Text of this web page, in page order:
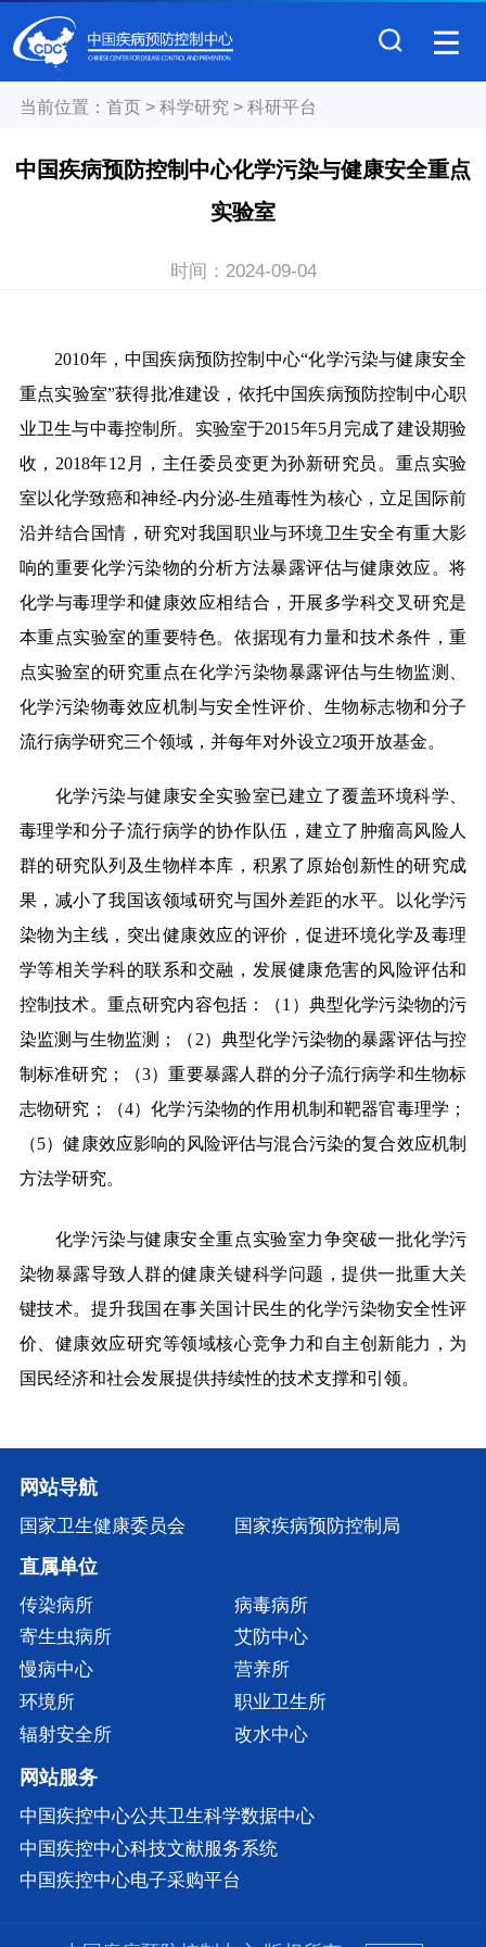
当前位置： 首页> 科学研究 > 科研平台
中国疾病预防控制中心化学污染与健康安全重点
实验室
时间： 2024-09-04
2010年，中国疾病预防控制中心“化学污染与健康安全
重点实验室”获得批准建设，依托中国疾病预防控制中心职
业卫生与中毒控制所。实验室于2015年5月完成了建设期验
收，2018年12月，主任委员变更为孙新研究员。重点实验
室以化学致癌和神经-内分泌-生殖毒性为核心，立足国际前
沿并结合国情，研究对我国职业与环境卫生安全有重大影
响的重要化学污染物的分析方法暴露评估与健康效应。将
化学与毒理学和健康效应相结合，开展多学科交叉研究是
本重点实验室的重要特色。依据现有力量和技术条件，重
点实验室的研究重点在化学污染物暴露评估与生物监测、
化学污染物毒效应机制与安全性评价、生物标志物和分子
流行病学研究三个领域，并每年对外设立2项开放基金。
化学污染与健康安全实验室已建立了覆盖环境科学、
毒理学和分子流行病学的协作队伍，建立了肿瘤高风险人
群的研究队列及生物样本库，积累了原始创新性的研究成
果，减小了我国该领域研究与国外差距的水平。以化学污
染物为主线，突出健康效应的评价，促进环境化学及毒理
学等相关学科的联系和交融，发展健康危害的风险评估和
控制技术。重点研究内容包括：（1 ）典型化学污染物的污
染监测与生物监测；（ 2）典型化学污染物的暴露评估与控
制标准研究；（3）重要暴露人群的分子流行病学和生物标
志物研究；（4）化学污染物的作用机制和靶器官毒理学；
（5）健康效应影响的风险评估与混合污染的复合效应机制
方法学研究。
化学污染与健康安全重点实验室力争突破一批化学污
染物暴露导致人群的健康关键科学问题，提供一批重大关
键技术。提升我国在事关国计民生的化学污染物安全性评
价、健康效应研究等领域核心竞争力和自主创新能力，为
国民经济和社会发展提供持续性的技术支撑和引领。
网站导航
国家卫生健康委员会 国家疾病预防控制局
直属单位
传染病所
病毒病所
寄生虫病所
艾防中心
慢病中心
营养所
环境所
职业卫生所
辐射安全所
改水中心
网站服务
中国疾控中心公共卫生科学数据中心
中国疾控中心科技文献服务系统
中国疾控中心电子采购平台